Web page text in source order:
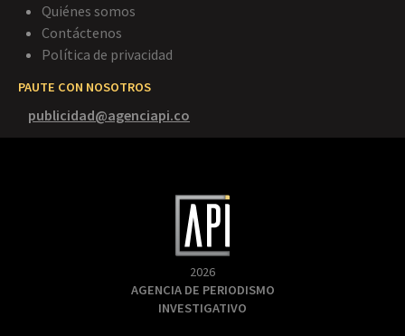
Quiénes somos
Contáctenos
Política de privacidad
PAUTE CON NOSOTROS
publicidad@agenciapi.co
2026
AGENCIA DE PERIODISMO
INVESTIGATIVO